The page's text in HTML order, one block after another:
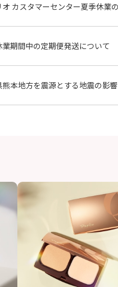
オ カスタマーセンター夏季休業
業期間中の定期便発送について
熊本地方を震源とする地震の影